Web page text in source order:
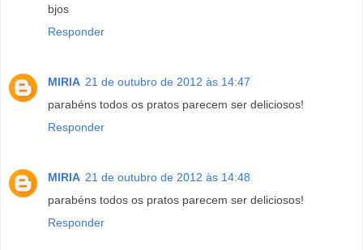
bjos
Responder
MIRIA 21 de outubro de 2012 às 14:47
parabéns todos os pratos parecem ser deliciosos!
Responder
MIRIA 21 de outubro de 2012 às 14:48
parabéns todos os pratos parecem ser deliciosos!
Responder